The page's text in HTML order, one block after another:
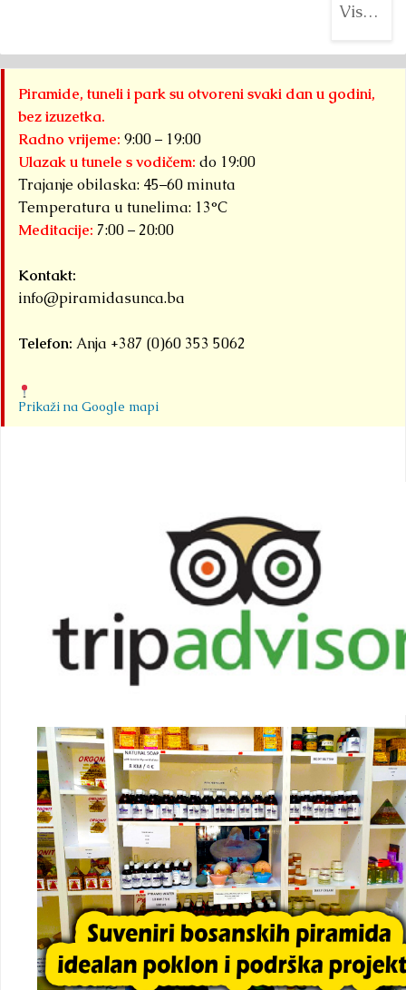
Visoko
tokom
augusta
Detaljnije
Piramide, tuneli i park su otvoreni svaki dan u godini,
bez izuzetka.
Radno vrijeme: 9:00 – 19:00
Ulazak u tunele s vodičem: do 19:00
Trajanje obilaska: 45–60 minuta
Temperatura u tunelima: 13°C
Meditacije: 7:00 – 20:00
Kontakt:
info@piramidasunca.ba
Telefon: Anja +387 (0)60 353 5062
Prikaži na Google mapi